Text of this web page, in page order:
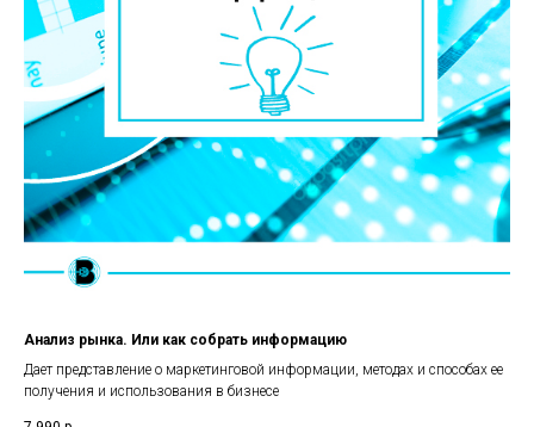
Анализ рынка. Или как собрать информацию
Дает представление о маркетинговой информации, методах и способах ее
получения и использования в бизнесе